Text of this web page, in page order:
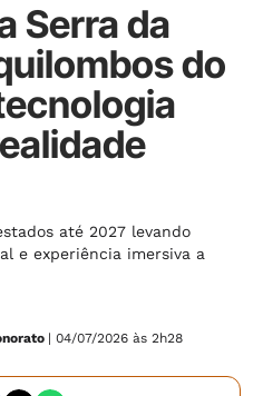
Serra da
do
até 2027 levando
e experiência imersiva a
| 04/07/2026 às 2h28